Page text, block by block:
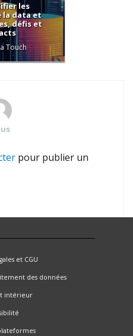
les
la data et
défis et
Touch
pour publier un
et CGU
des données
intérieur